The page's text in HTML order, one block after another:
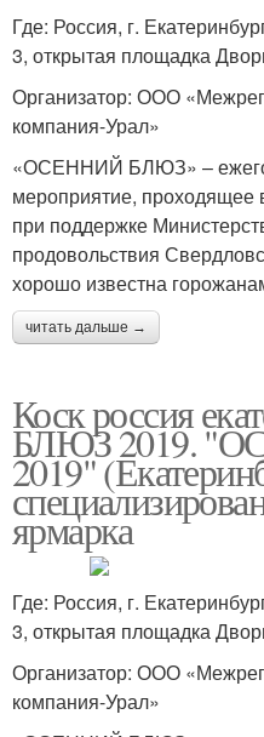
Где: Россия, г.
3, открытая площадка
Организатор: ООО
компания-Урал»
«ОСЕННИЙ БЛЮЗ» –
мероприятие, проходящее
при поддержке
продовольствия
хорошо известна
читать дальше →
Коск россия
БЛЮЗ 2019.
2019"
ярмарка
Где: Россия, г.
3, открытая площадка
Организатор: ООО
компания-Урал»